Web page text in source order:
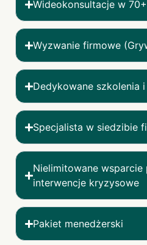
Wideokonsultacje w
Wyzwanie firmowe
Dedykowane szkolenia
Specjalista w siedzibie
Nielimitowane
interwencje kryzysowe
Pakiet menedżerski